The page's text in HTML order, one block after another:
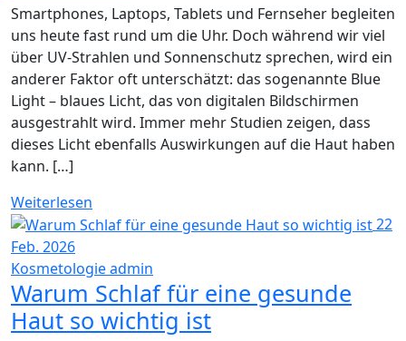
Smartphones, Laptops, Tablets und Fernseher begleiten
uns heute fast rund um die Uhr. Doch während wir viel
über UV-Strahlen und Sonnenschutz sprechen, wird ein
anderer Faktor oft unterschätzt: das sogenannte Blue
Light – blaues Licht, das von digitalen Bildschirmen
ausgestrahlt wird. Immer mehr Studien zeigen, dass
dieses Licht ebenfalls Auswirkungen auf die Haut haben
kann. […]
Weiterlesen
22
Feb. 2026
Kosmetologieadmin
Warum Schlaf für eine gesunde
Haut so wichtig ist